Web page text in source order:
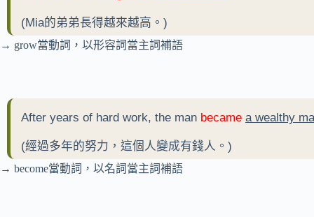
(Mia的弟弟長得越來越高。)
→ grow當動詞，以形容詞當主詞補語
After years of hard work, the man became a wealthy
(經過多年的努力，這個人變成有錢人。)
→ become當動詞，以名詞當主詞補語